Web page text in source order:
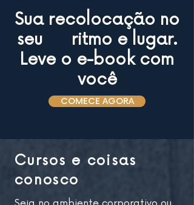
Sua recolocação no
seu ritmo e lugar.
Leve o e-book com
você
COMECE AGORA
Cursos e coisas
conosco